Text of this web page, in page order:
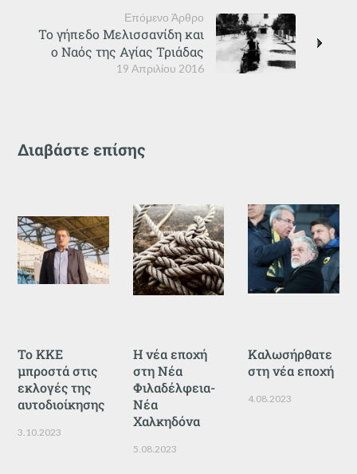
Επόμενο Άρθρο
19 Απριλίου 2016
Το γήπεδο Μελισσανίδη και
ο Ναός της Αγίας Τριάδας
Διαβάστε επίσης
Το ΚΚΕ
μπροστά στις
εκλογές της
αυτοδιοίκησης
3.10.2023
Η νέα εποχή
στη Νέα
Φιλαδέλφεια-
Νέα
Χαλκηδόνα
5.08.2023
Καλωσήρθατε
στη νέα εποχή
4.08.2023